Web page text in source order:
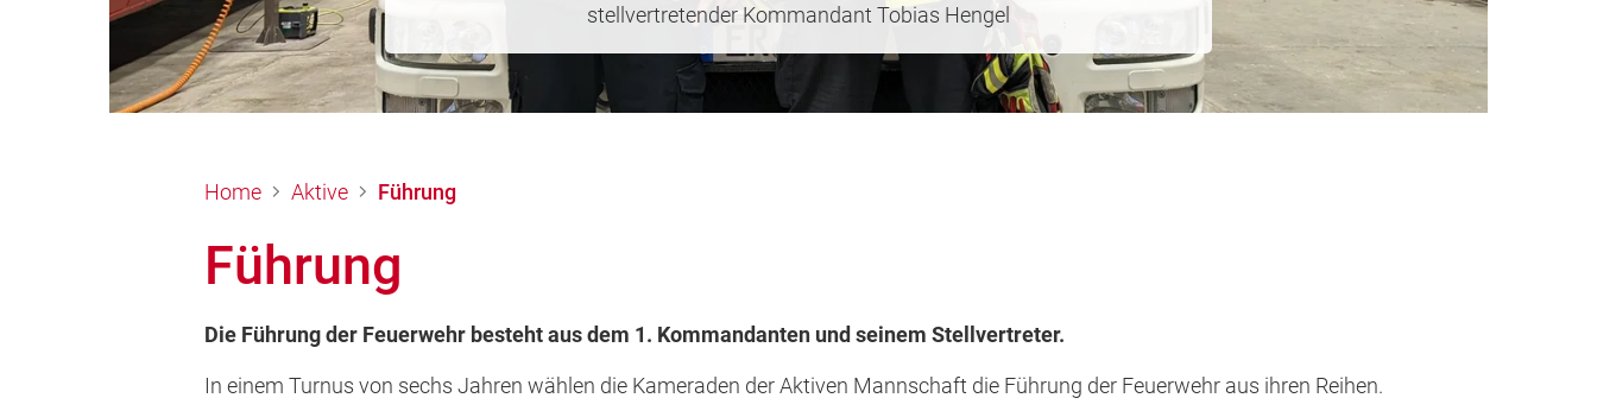
stellvertretender Kommandant Tobias Hengel
Home Aktive Führung
Führung
Die Führung der Feuerwehr besteht aus dem 1. Kommandanten und seinem Stellvertreter.
In einem Turnus von sechs Jahren wählen die Kameraden der Aktiven Mannschaft die Führung der Feuerwehr aus ihren Reihen.